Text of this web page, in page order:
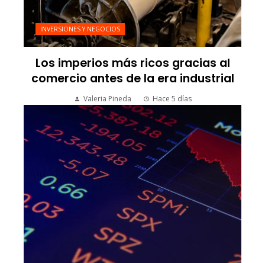
INVERSIONES Y NEGOCIOS
Los imperios más ricos gracias al
comercio antes de la era industrial
Valeria Pineda Hace 5 días